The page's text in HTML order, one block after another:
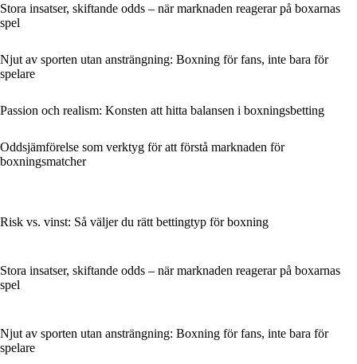
Stora insatser, skiftande odds – när marknaden reagerar på boxarnas
spel
Njut av sporten utan ansträngning: Boxning för fans, inte bara för
spelare
Passion och realism: Konsten att hitta balansen i boxningsbetting
Oddsjämförelse som verktyg för att förstå marknaden för
boxningsmatcher
Risk vs. vinst: Så väljer du rätt bettingtyp för boxning
Stora insatser, skiftande odds – när marknaden reagerar på boxarnas
spel
Njut av sporten utan ansträngning: Boxning för fans, inte bara för
spelare